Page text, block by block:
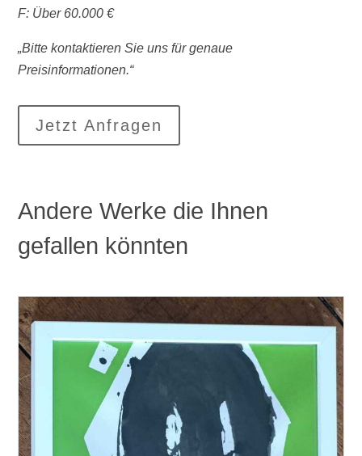
F: Über 60.000 €
„Bitte kontaktieren Sie uns für genaue
Preisinformationen.“
Jetzt Anfragen
Andere Werke die Ihnen
gefallen könnten